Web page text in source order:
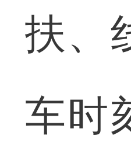
扶、
车时